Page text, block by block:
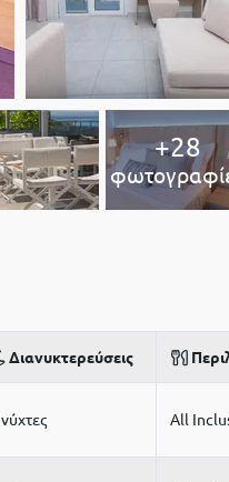
+28
Διανυκτερεύσεις
νύχτες All